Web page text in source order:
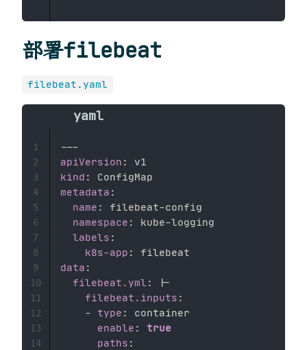
部署filebeat
filebeat.yaml
---
apiVersion :
kind :
metadata :
name : filebeat-config
namespace : kube-logging
labels :
k8s-app :
data :
filebeat.yml : |-
filebeat.inputs :
-
type :
container
enable :
true
paths :
1
2
3
4
5
6
7
8
9
10
11
12
13
14